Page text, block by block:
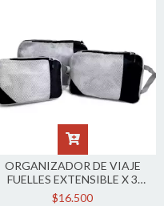
ORGANIZADOR DE VIAJE
FUELLES EXTENSIBLE X 3
PC3314
$16.500